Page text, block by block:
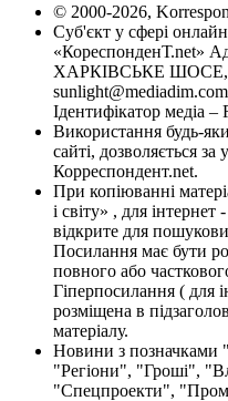
© 2000-2026,
Суб'єкт у сфері
«КореспонденТ.net»
ХАРКІВСЬКЕ ШОСЕ,
Ідентифікатор медіа –
Використання будь-
сайті, дозволяється
Корреспондент.net.
При копіюванні
і світу» , для
відкрите для
Посилання має бути
повного або
Гіперпосилання ( для
розміщена в
матеріалу.
Новини з позначками
"Регіони", "Гроші",
"Спецпроекти",